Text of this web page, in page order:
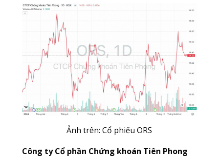
Ảnh trên: Cổ phiếu ORS
Công ty Cổ phần Chứng khoán Tiên Phong